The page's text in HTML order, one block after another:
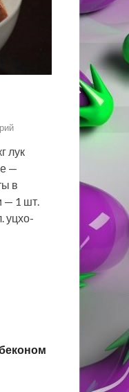
лук
—
в
— 1 шт.
уцхо-